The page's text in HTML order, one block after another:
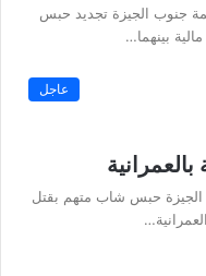
جنوب الجيزة تجديد حبس
بينهما…
عاجل
الجيزة حبس شاب متهم بقتل